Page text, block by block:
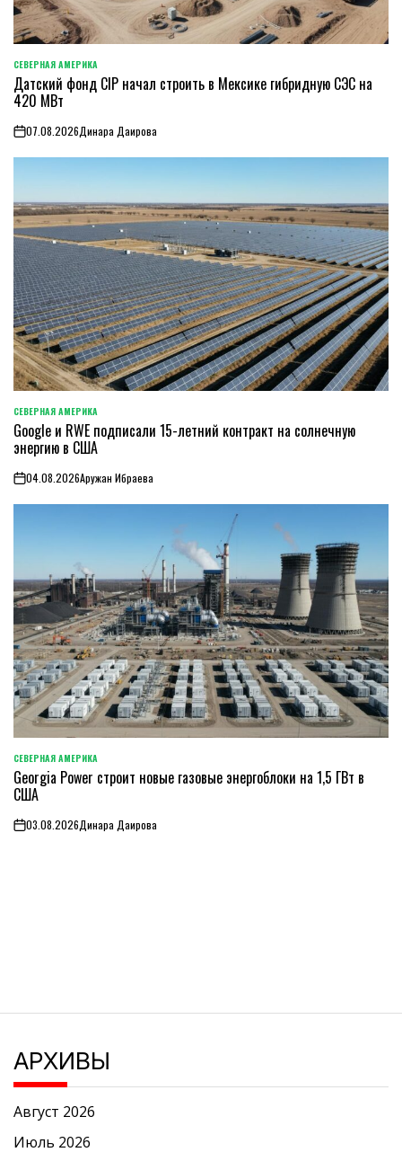
ОПУБЛИКОВАНО
В
СЕВЕРНАЯ АМЕРИКА
Датский фонд CIP начал строить в Мексике гибридную СЭС на
420 МВт
on07.08.2026Динара Даирова
ОПУБЛИКОВАНО
В
СЕВЕРНАЯ АМЕРИКА
Google и RWE подписали 15-летний контракт на солнечную
энергию в США
on04.08.2026Аружан Ибраева
ОПУБЛИКОВАНО
В
СЕВЕРНАЯ АМЕРИКА
Georgia Power строит новые газовые энергоблоки на 1,5 ГВт в
США
on03.08.2026Динара Даирова
АРХИВЫ
Август 2026
Июль 2026